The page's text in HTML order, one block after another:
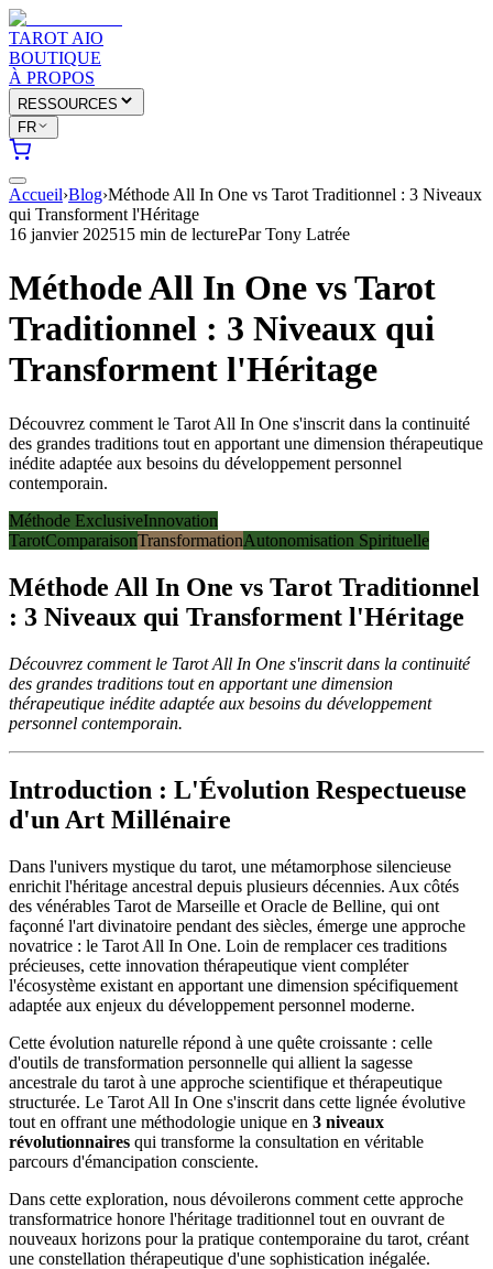
TAROT AIO
BOUTIQUE
À PROPOS
RESSOURCES
FR
Accueil›Blog›Méthode All In One vs Tarot Traditionnel : 3 Niveaux
qui Transforment l'Héritage
16 janvier 202515 min de lecturePar Tony Latrée
Méthode All In One vs Tarot
Traditionnel : 3 Niveaux qui
Transforment l'Héritage
Découvrez comment le Tarot All In One s'inscrit dans la continuité
des grandes traditions tout en apportant une dimension thérapeutique
inédite adaptée aux besoins du développement personnel
contemporain.
Méthode ExclusiveInnovation
TarotComparaisonTransformationAutonomisation Spirituelle
Méthode All In One vs Tarot Traditionnel
: 3 Niveaux qui Transforment l'Héritage
Découvrez comment le Tarot All In One s'inscrit dans la continuité
des grandes traditions tout en apportant une dimension
thérapeutique inédite adaptée aux besoins du développement
personnel contemporain.
Introduction : L'Évolution Respectueuse
d'un Art Millénaire
Dans l'univers mystique du tarot, une métamorphose silencieuse
enrichit l'héritage ancestral depuis plusieurs décennies. Aux côtés
des vénérables Tarot de Marseille et Oracle de Belline, qui ont
façonné l'art divinatoire pendant des siècles, émerge une approche
novatrice : le Tarot All In One. Loin de remplacer ces traditions
précieuses, cette innovation thérapeutique vient compléter
l'écosystème existant en apportant une dimension spécifiquement
adaptée aux enjeux du développement personnel moderne.
Cette évolution naturelle répond à une quête croissante : celle
d'outils de transformation personnelle qui allient la sagesse
ancestrale du tarot à une approche scientifique et thérapeutique
structurée. Le Tarot All In One s'inscrit dans cette lignée évolutive
tout en offrant une méthodologie unique en 3 niveaux
révolutionnaires qui transforme la consultation en véritable
parcours d'émancipation consciente.
Dans cette exploration, nous dévoilerons comment cette approche
transformatrice honore l'héritage traditionnel tout en ouvrant de
nouveaux horizons pour la pratique contemporaine du tarot, créant
une constellation thérapeutique d'une sophistication inégalée.